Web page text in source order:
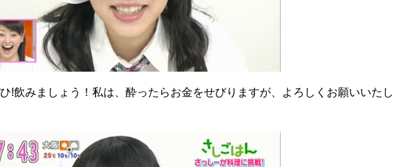
!飲みましょう！私は、酔ったらお金をせびりますが、よろしくお願いいたし